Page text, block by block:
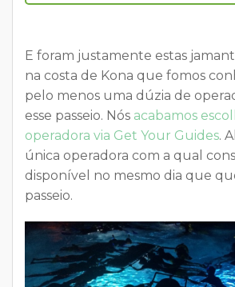
E foram justamente estas
na costa de Kona que fomos
pelo menos uma dúzia de
esse passeio. Nós acabamos
operadora via Get Your Guides.
única operadora com a qual
disponível no mesmo dia que
passeio.